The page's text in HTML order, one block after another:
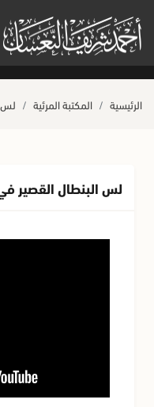
سيدنا رسول الله ﷺ كله
الرئيسية المكتبة المرئية لس
لس البنطال القصير